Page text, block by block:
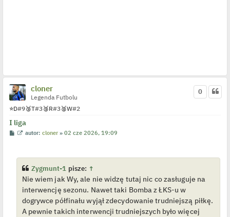
cloner
Legenda Futbolu
⭐D#9🥉T#3🥉R#3🥈W#2
I liga
0
P
W
i
e
t
l
o
j
e
d
autor:cloner »02 cze 2026, 19:09
Zygmunt-1 pisze: ↑
Nie wiem jak Wy, ale nie widzę tutaj nic co zasługuje na
interwencję sezonu. Nawet taki Bomba z ŁKS-u w
dogrywce półfinału wyjął zdecydowanie trudniejszą piłkę.
A pewnie takich interwencji trudniejszych było więcej